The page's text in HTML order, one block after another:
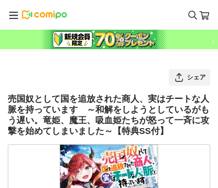
シェア
売国奴として国を追放された商人、実はチートな人
脈を持っています ～和解をしようとしているがも
う遅い。竜姫、魔王、吸血姫たちが怒って一斉に攻
撃を始めてしまいました～【特典SS付】